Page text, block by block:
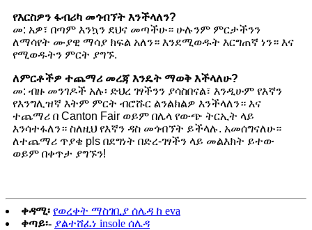
የእርስዎን ፋብሪካ መጎብኘት እንችላለን?
መ: አዎ፣ በጣም እንኳን ደህና መጣችሁ። ሁሉንም ምርታችንን
ለማሳየት ሙያዊ ማሳያ ክፍል አለን። እንደሚወዱት እርግጠኛ ነን። እና
የሚወዱትን ምርት ያግኙ.
ለምርቶችዎ ተጨማሪ መረጃ እንዴት ማወቅ እችላለሁ?
መ: ብዙ መንገዶች አሉ፡ ድህረ ገፃችንን ያሳስበናል፣ እንዲሁም የእኛን
የእንግሊዝኛ እትም ምርት ብሮሹር ልንልክልዎ እንችላለን። እና
ተጨማሪ በ Canton Fair ወይም በሌላ የውጭ ትርኢት ላይ
እንሳተፋለን። ስለዚህ የእኛን ዳስ መጎብኘት ይችላሉ. አመሰግናለሁ።
ለተጨማሪ ጥያቄ pls በደግነት በድረ-ገፃችን ላይ መልእክት ይተው
ወይም በቀጥታ ያግኙን!
ቀዳሚ፡ የወረቀት ማስገቢያ ሰሌዳ ከ eva
ቀጣይ፡- ያልተሸፈነ insole ሰሌዳ